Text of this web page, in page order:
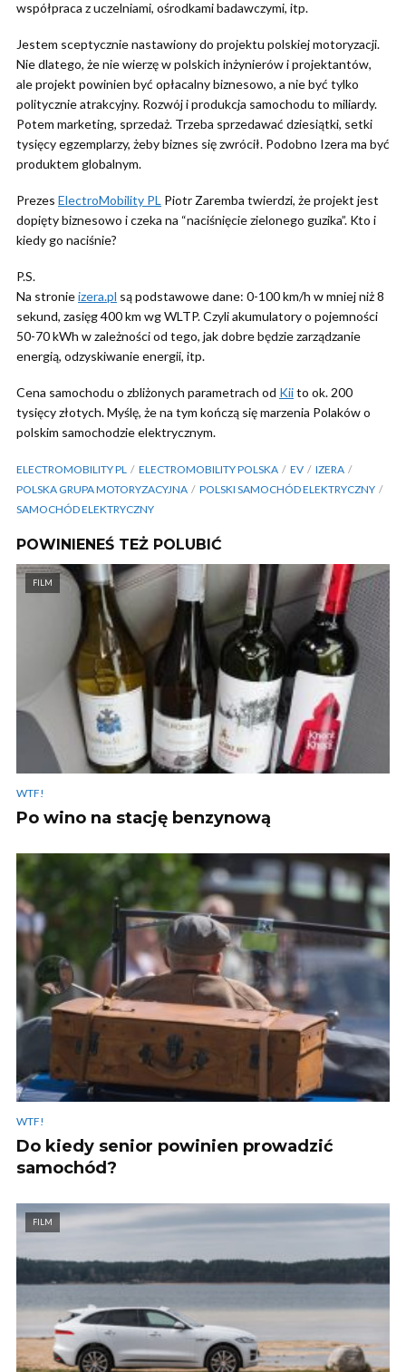
współpraca z uczelniami, ośrodkami badawczymi, itp.
Jestem sceptycznie nastawiony do projektu polskiej motoryzacji.
Nie dlatego, że nie wierzę w polskich inżynierów i projektantów,
ale projekt powinien być opłacalny biznesowo, a nie być tylko
politycznie atrakcyjny. Rozwój i produkcja samochodu to miliardy.
Potem marketing, sprzedaż. Trzeba sprzedawać dziesiątki, setki
tysięcy egzemplarzy, żeby biznes się zwrócił. Podobno Izera ma być
produktem globalnym.
Prezes ElectroMobility PL Piotr Zaremba twierdzi, że projekt jest
dopięty biznesowo i czeka na “naciśnięcie zielonego guzika”. Kto i
kiedy go naciśnie?
P.S.
Na stronieizera.pl są podstawowe dane: 0-100 km/h w mniej niż 8
sekund, zasięg 400 km wg WLTP. Czyli akumulatory o pojemności
50-70 kWh w zależności od tego, jak dobre będzie zarządzanie
energią, odzyskiwanie energii, itp.
Cena samochodu o zbliżonych parametrach od Kiito ok. 200
tysięcy złotych. Myślę, że na tym kończą się marzenia Polaków o
polskim samochodzie elektrycznym.
ELECTROMOBILITY PL ELECTROMOBILITY POLSKA EV
IZERA
POLSKA GRUPA MOTORYZACYJNA
POLSKI SAMOCHÓD ELEKTRYCZNY
SAMOCHÓD ELEKTRYCZNY
POWINIENEŚ TEŻ POLUBIĆ
FILM
WTF!
Po wino na stację benzynową
WTF!
Do kiedy senior powinien prowadzić
samochód?
FILM